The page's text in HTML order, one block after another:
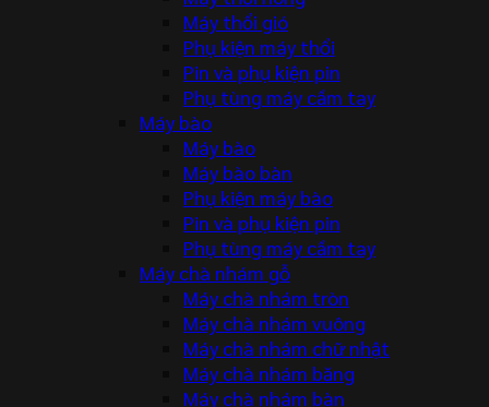
Máy thổi gió
Phụ kiện máy thổi
Pin và phụ kiện pin
Phụ tùng máy cầm tay
Máy bào
Máy bào
Máy bào bàn
Phụ kiện máy bào
Pin và phụ kiện pin
Phụ tùng máy cầm tay
Máy chà nhám gỗ
Máy chà nhám tròn
Máy chà nhám vuông
Máy chà nhám chữ nhật
Máy chà nhám băng
Máy chà nhám bàn